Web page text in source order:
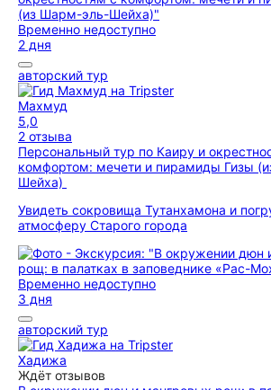
Временно недоступно
2 дня
авторский тур
Махмуд
5,0
2 отзыва
Персональный тур по Каиру и
комфортом: мечети и пирамиды Гизы
Шейха)
Увидеть сокровища Тутанхамона и
атмосферу Старого города
Временно недоступно
3 дня
авторский тур
Хадижа
Ждёт отзывов